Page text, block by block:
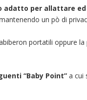
adatto per allattare
un pò di
portatili oppure
“Baby Point”a cui